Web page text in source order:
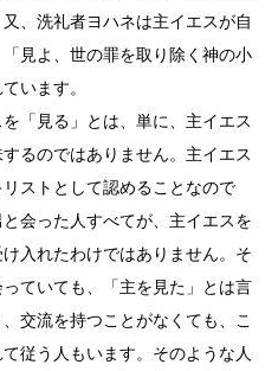
、洗礼者ヨハネは主イエスが自
見よ、世の罪を取り除く神の小
います。
「見る」とは、単に、主イエス
るのではありません。主イエス
ストとして認めることなので
会った人すべてが、主イエスを
入れたわけではありません。そ
ていても、「主を見た」とは言
交流を持つことがなくても、こ
従う人もいます。そのような人